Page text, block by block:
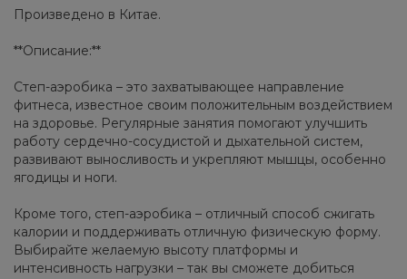
Произведено в Китае.
**Описание:**
Степ-аэробика – это захватывающее направление
фитнеса, известное своим положительным воздействием
на здоровье. Регулярные занятия помогают улучшить
работу сердечно-сосудистой и дыхательной систем,
развивают выносливость и укрепляют мышцы, особенно
ягодицы и ноги.
Кроме того, степ-аэробика – отличный способ сжигать
калории и поддерживать отличную физическую форму.
Выбирайте желаемую высоту платформы и
интенсивность нагрузки – так вы сможете добиться